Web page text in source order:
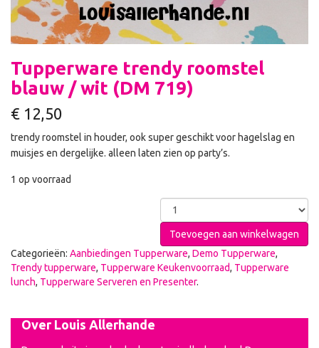
Tupperware trendy roomstel
blauw / wit (DM 719)
€ 12,50
trendy roomstel in houder, ook super geschikt voor hagelslag en
muisjes en dergelijke. alleen laten zien op party’s.
1 op voorraad
Toevoegen aan winkelwagen
Categorieën: Aanbiedingen Tupperware, Demo Tupperware,
Trendy tupperware, Tupperware Keukenvoorraad, Tupperware
lunch, Tupperware Serveren en Presenter.
Over Louis Allerhande